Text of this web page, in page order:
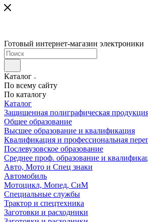
Готовый интернет-магазин электроники
Каталог
По всему сайту
По каталогу
Каталог
Защищенная полиграфическая
Общее образование
Высшее образование и квалификация
Квалификация и профессиональная
Послевузовское образование
Среднее проф. образование и
Авто, Мото и Спец знаки
Автомобиль
Мотоцикл, Мопед, СиМ
Специальные службы
Трактор и спецтехника
Заготовки и расходники